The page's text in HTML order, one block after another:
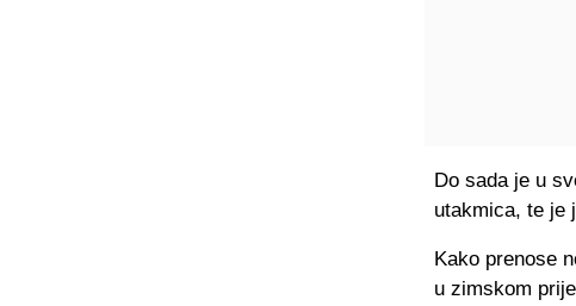
Do sada je u
utakmica, te je
Kako prenose
u zimskom